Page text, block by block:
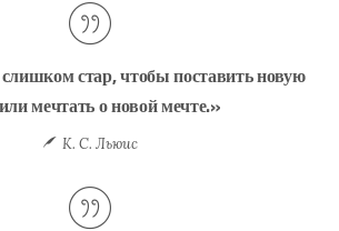
стар, чтобы поставить новую
мечтать о новой мечте.»
К. С. Льюис